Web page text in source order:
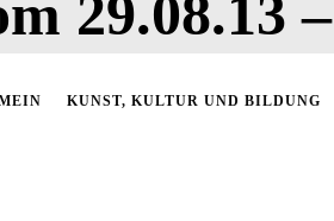
29.08.13
KUNST, KULTUR UND BILDUNG